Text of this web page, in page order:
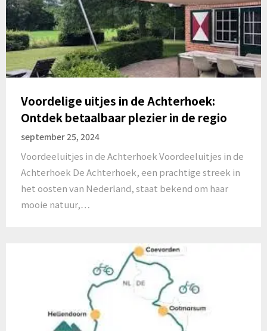
Voordelige uitjes in de Achterhoek:
Ontdek betaalbaar plezier in de regio
september 25, 2024
Voordeeluitjes in de Achterhoek Voordeeluitjes in de
Achterhoek De Achterhoek, een prachtige streek in
het oosten van Nederland, staat bekend om haar
mooie natuur,…